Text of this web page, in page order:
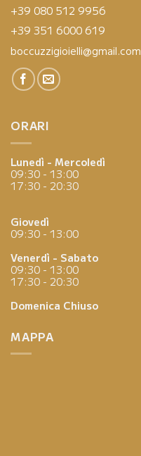
+39 080 512 9956
+39 351 6000 619
boccuzzigioielli@gmail.com
ORARI
Lunedì - Mercoledì
09:30 - 13:00
17:30 - 20:30
Giovedì
09:30 - 13:00
Venerdì - Sabato
09:30 - 13:00
17:30 - 20:30
Domenica Chiuso
MAPPA